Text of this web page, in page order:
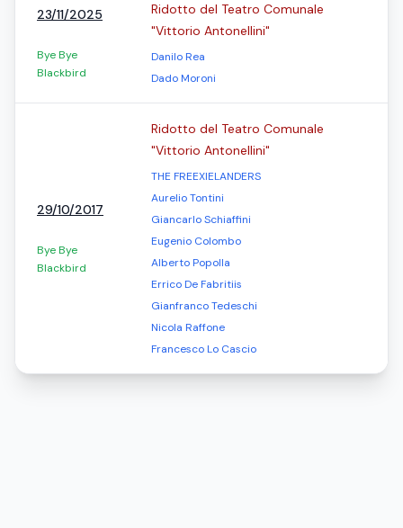
23/11/2025
Bye Bye
Blackbird
Ridotto del Teatro Comunale
"Vittorio Antonellini"
Danilo Rea
Dado Moroni
29/10/2017
Bye Bye
Blackbird
Ridotto del Teatro Comunale
"Vittorio Antonellini"
THE FREEXIELANDERS
Aurelio Tontini
Giancarlo Schiaffini
Eugenio Colombo
Alberto Popolla
Errico De Fabritiis
Gianfranco Tedeschi
Nicola Raffone
Francesco Lo Cascio